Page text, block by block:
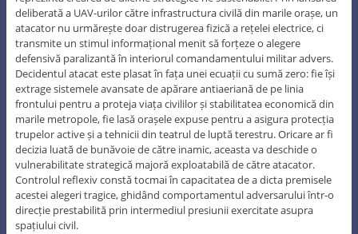
deliberată a UAV-urilor către infrastructura civilă din marile orașe, un
atacator nu urmărește doar distrugerea fizică a rețelei electrice, ci
transmite un stimul informațional menit să forțeze o alegere
defensivă paralizantă în interiorul comandamentului militar advers.
Decidentul atacat este plasat în fața unei ecuații cu sumă zero: fie își
extrage sistemele avansate de apărare antiaeriană de pe linia
frontului pentru a proteja viața civililor și stabilitatea economică din
marile metropole, fie lasă orașele expuse pentru a asigura protecția
trupelor active și a tehnicii din teatrul de luptă terestru. Oricare ar fi
decizia luată de bunăvoie de către inamic, aceasta va deschide o
vulnerabilitate strategică majoră exploatabilă de către atacator.
Controlul reflexiv constă tocmai în capacitatea de a dicta premisele
acestei alegeri tragice, ghidând comportamentul adversarului într-o
direcție prestabilită prin intermediul presiunii exercitate asupra
spațiului civil.